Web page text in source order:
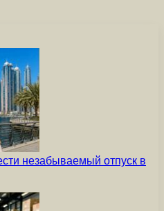
незабываемый отпуск в